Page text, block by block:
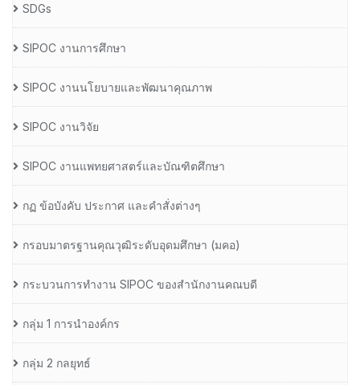
SDGs
SIPOC งานการศึกษา
SIPOC งานนโยบายและพัฒนาคุณภาพ
SIPOC งานวิจัย
SIPOC งานแพทยศาสตร์และบัณฑิตศึกษา
กฏ ข้อบังคับ ประกาศ และคำสั่งต่างๆ
กรอบมาตรฐานคุณวุฒิระดับอุดมศึกษา (มคอ)
กระบวนการทำงาน SIPOC ของสำนักงานคณบดี
กลุ่ม 1 การนำองค์กร
กลุ่ม 2 กลยุทธ์